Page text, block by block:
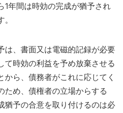
1年間は時効の完成が猶予され
は、書面又は電磁的記録が必要
て時効の利益を予め放棄させる
から、債務者がこれに応じてく
ため、債権者の立場からする
猶予の合意を取り付けるのは必